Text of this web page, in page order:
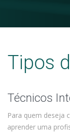
Tipos
Técnicos
Para quem deseja
aprender uma